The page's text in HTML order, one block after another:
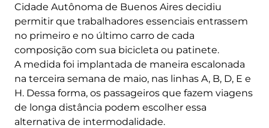
Cidade Autônoma de Buenos Aires decidiu
permitir que trabalhadores essenciais entrassem
no primeiro e no último carro de cada
composição com sua bicicleta ou patinete.
A medida foi implantada de maneira escalonada
na terceira semana de maio, nas linhas A, B, D, E e
H. Dessa forma, os passageiros que fazem viagens
de longa distância podem escolher essa
alternativa de intermodalidade.